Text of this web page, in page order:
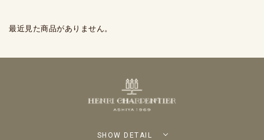
最近見た商品がありません。
SHOW DETAIL